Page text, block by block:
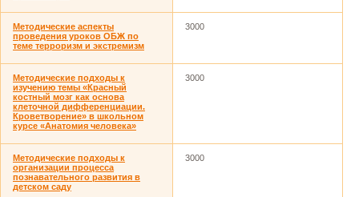
Методические аспекты
проведения уроков ОБЖ по
теме терроризм и экстремизм
3000
Методические подходы к
изучению темы «Красный
костный мозг как основа
клеточной дифференциации.
Кроветворение» в школьном
курсе «Анатомия человека»
3000
Методические подходы к
организации процесса
познавательного развития в
детском саду
3000